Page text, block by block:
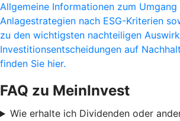
Allgemeine Informationen zum Umgang
Anlagestrategien nach ESG-Kriterien
zu den wichtigsten nachteiligen
Investitionsentscheidungen auf
finden Sie hier.
FAQ zu MeinInvest
Wie erhalte ich Dividenden oder